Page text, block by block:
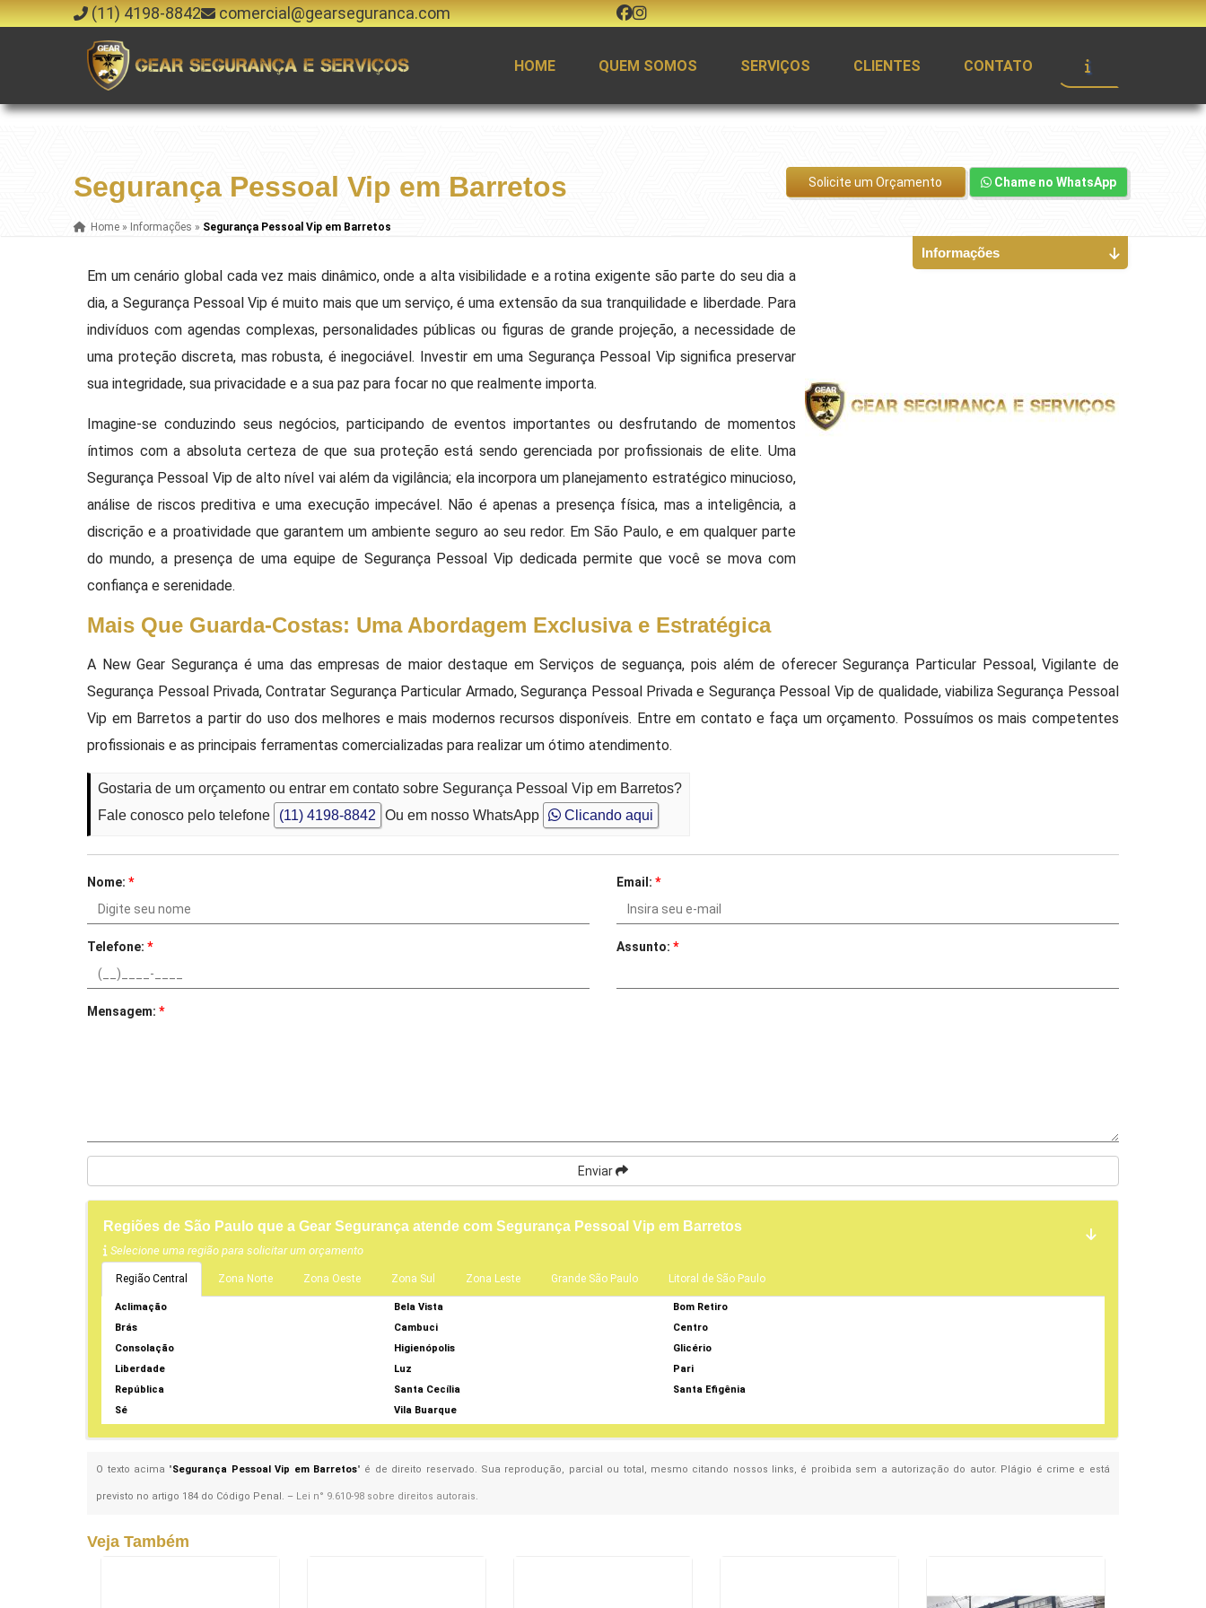
(11) 4198-8842 comercial@gearseguranca.com
HOME QUEM SOMOS SERVIÇOS CLIENTES CONTATO
Segurança Pessoal Vip em Barretos
Home » Informações » Segurança Pessoal Vip em Barretos
Solicite um Orçamento Chame no WhatsApp
Em um cenário global cada vez mais dinâmico, onde a alta visibilidade e a rotina exigente são parte do seu dia a
dia, a Segurança Pessoal Vip é muito mais que um serviço, é uma extensão da sua tranquilidade e liberdade. Para
indivíduos com agendas complexas, personalidades públicas ou figuras de grande projeção, a necessidade de
uma proteção discreta, mas robusta, é inegociável. Investir em uma Segurança Pessoal Vip significa preservar
sua integridade, sua privacidade e a sua paz para focar no que realmente importa.
Imagine-se conduzindo seus negócios, participando de eventos importantes ou desfrutando de momentos
íntimos com a absoluta certeza de que sua proteção está sendo gerenciada por profissionais de elite. Uma
Segurança Pessoal Vip de alto nível vai além da vigilância; ela incorpora um planejamento estratégico minucioso,
análise de riscos preditiva e uma execução impecável. Não é apenas a presença física, mas a inteligência, a
discrição e a proatividade que garantem um ambiente seguro ao seu redor. Em São Paulo, e em qualquer parte
do mundo, a presença de uma equipe de Segurança Pessoal Vip dedicada permite que você se mova com
confiança e serenidade.
Mais Que Guarda-Costas: Uma Abordagem Exclusiva e Estratégica
A New Gear Segurança é uma das empresas de maior destaque em Serviços de seguança, pois além de oferecer Segurança Particular Pessoal, Vigilante de
Segurança Pessoal Privada, Contratar Segurança Particular Armado, Segurança Pessoal Privada e Segurança Pessoal Vip de qualidade, viabiliza Segurança Pessoal
Vip em Barretos a partir do uso dos melhores e mais modernos recursos disponíveis. Entre em contato e faça um orçamento. Possuímos os mais competentes
profissionais e as principais ferramentas comercializadas para realizar um ótimo atendimento.
Gostaria de um orçamento ou entrar em contato sobre Segurança Pessoal Vip em Barretos?
Fale conosco pelo telefone
(11) 4198-8842 Ou em nosso WhatsApp Clicando aqui
Nome:* Email: *
Telefone:* Assunto: *
Mensagem:*
Enviar
Regiões de São Paulo que a Gear Segurança atende com Segurança Pessoal Vip em Barretos
Selecione uma região para solicitar um orçamento
Região Central Zona Norte Zona Oeste Zona Sul Zona Leste Grande São Paulo Litoral de São Paulo
Aclimação Bela Vista
Bom Retiro
Brás
Cambuci
Centro
Consolação
Higienópolis
Glicério
Liberdade
Luz
Pari
República
Santa Cecília
Santa Efigênia
Sé
Vila Buarque
O texto acima "Segurança Pessoal Vip em Barretos" é de direito reservado. Sua reprodução, parcial ou total, mesmo citando nossos links, é proibida sem a autorização do autor. Plágio é crime e está
previsto no artigo 184 do Código Penal. – Lei n° 9.610-98 sobre direitos autorais.
Informações
Veja Também